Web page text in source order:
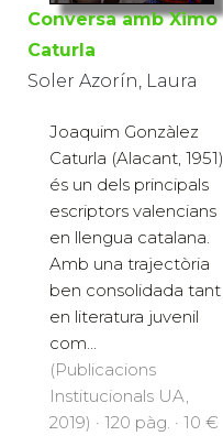
Conversa amb Ximo
Caturla
Soler Azorín, Laura
Joaquim Gonzàlez
Caturla (Alacant, 1951)
és un dels principals
escriptors valencians
en llengua catalana.
Amb una trajectòria
ben consolidada tant
en literatura juvenil
com...
(Publicacions
Institucionals UA,
2019) · 120 pàg. · 10 €